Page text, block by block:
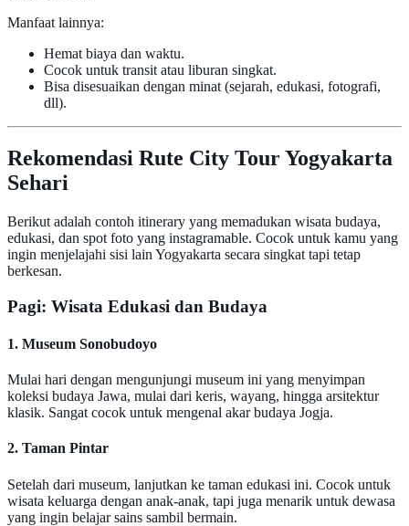
Manfaat lainnya:
Hemat biaya dan waktu.
Cocok untuk transit atau liburan singkat.
Bisa disesuaikan dengan minat (sejarah, edukasi, fotografi,
dll).
Rekomendasi Rute City Tour Yogyakarta
Sehari
Berikut adalah contoh itinerary yang memadukan wisata budaya,
edukasi, dan spot foto yang instagramable. Cocok untuk kamu yang
ingin menjelajahi sisi lain Yogyakarta secara singkat tapi tetap
berkesan.
Pagi: Wisata Edukasi dan Budaya
1. Museum Sonobudoyo
Mulai hari dengan mengunjungi museum ini yang menyimpan
koleksi budaya Jawa, mulai dari keris, wayang, hingga arsitektur
klasik. Sangat cocok untuk mengenal akar budaya Jogja.
2. Taman Pintar
Setelah dari museum, lanjutkan ke taman edukasi ini. Cocok untuk
wisata keluarga dengan anak-anak, tapi juga menarik untuk dewasa
yang ingin belajar sains sambil bermain.